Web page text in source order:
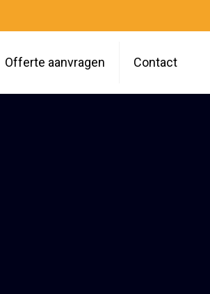
Offerte aanvragen Contact